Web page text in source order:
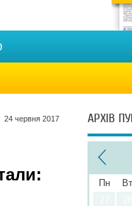
24 червня 2017 АРХІВ
Пн Вт